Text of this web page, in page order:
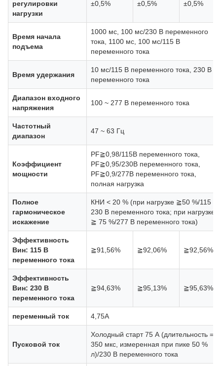
регулировки
нагрузки
±0,5% ±0,5% ±0,5%
Время начала
подъема
1000 мс, 100 мс/230 В переменного
тока, 1100 мс, 100 мс/115 В
переменного тока
Время удержания
10 мс/115 В переменного тока, 230 В
переменного тока
Диапазон входного
напряжения
100 ~ 277 В переменного тока
Частотный
диапазон
47 ~ 63 Гц
Коэффициент
мощности
PF≧0,98/115В переменного тока,
PF≧0,95/230В переменного тока,
PF≧0,9/277В переменного тока,
полная нагрузка
Полное
гармоническое
искажение
КНИ < 20 % (при нагрузке ≧50 %/115 В,
230 В переменного тока; при нагрузке
≧ 75 %/277 В переменного тока)
Эффективность
Вин: 115 В
переменного тока
≧91,56% ≧92,06% ≧92,56%
Эффективность
Вин: 230 В
переменного тока
≧94,63% ≧95,13% ≧95,63%
переменный ток 4,75А
Пусковой ток
Холодный старт 75 А (длительность =
350 мкс, измеренная при пике 50 %
л)/230 В переменного тока